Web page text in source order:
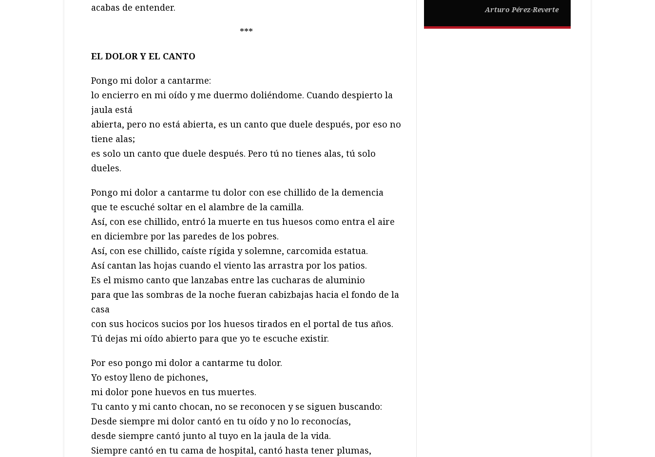
acabas de entender.
***
EL DOLOR Y EL CANTO
Pongo mi dolor a cantarme:
lo encierro en mi oído y me duermo doliéndome. Cuando despierto la
jaula está
abierta, pero no está abierta, es un canto que duele después, por eso no
tiene alas;
es solo un canto que duele después. Pero tú no tienes alas, tú solo
dueles.
Pongo mi dolor a cantarme tu dolor con ese chillido de la demencia
que te escuché soltar en el alambre de la camilla.
Así, con ese chillido, entró la muerte en tus huesos como entra el aire
en diciembre por las paredes de los pobres.
Así, con ese chillido, caíste rígida y solemne, carcomida estatua.
Así cantan las hojas cuando el viento las arrastra por los patios.
Es el mismo canto que lanzabas entre las cucharas de aluminio
para que las sombras de la noche fueran cabizbajas hacia el fondo de la
casa
con sus hocicos sucios por los huesos tirados en el portal de tus años.
Tú dejas mi oído abierto para que yo te escuche existir.
Por eso pongo mi dolor a cantarme tu dolor.
Yo estoy lleno de pichones,
mi dolor pone huevos en tus muertes.
Tu canto y mi canto chocan, no se reconocen y se siguen buscando:
Desde siempre mi dolor cantó en tu oído y no lo reconocías,
desde siempre cantó junto al tuyo en la jaula de la vida.
Siempre cantó en tu cama de hospital, cantó hasta tener plumas,
Arturo Pérez-Reverte